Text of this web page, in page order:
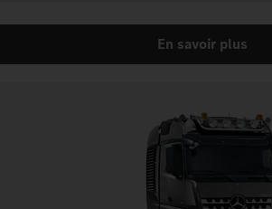
En savoir plus